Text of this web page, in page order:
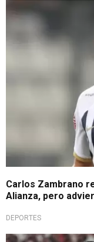
Carlos Zambrano
Alianza, pero
DEPORTES